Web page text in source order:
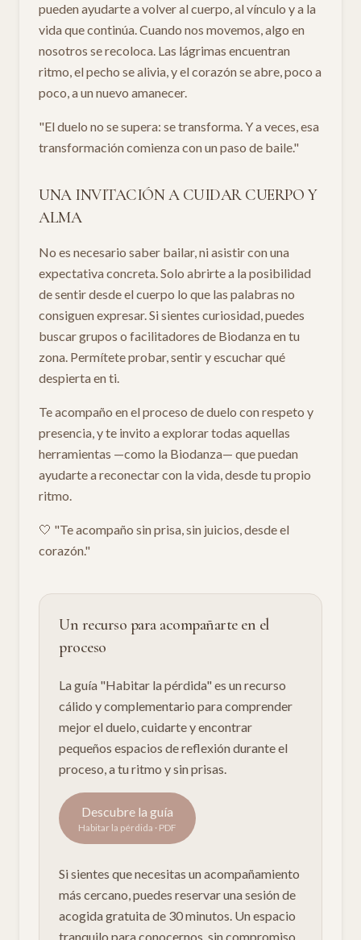
pueden ayudarte a volver al cuerpo, al vínculo y a la
vida que continúa. Cuando nos movemos, algo en
nosotros se recoloca. Las lágrimas encuentran
ritmo, el pecho se alivia, y el corazón se abre, poco a
poco, a un nuevo amanecer.
"El duelo no se supera: se transforma. Y a veces, esa
transformación comienza con un paso de baile."
UNA INVITACIÓN A CUIDAR CUERPO Y
ALMA
No es necesario saber bailar, ni asistir con una
expectativa concreta. Solo abrirte a la posibilidad
de sentir desde el cuerpo lo que las palabras no
consiguen expresar. Si sientes curiosidad, puedes
buscar grupos o facilitadores de Biodanza en tu
zona. Permítete probar, sentir y escuchar qué
despierta en ti.
Te acompaño en el proceso de duelo con respeto y
presencia, y te invito a explorar todas aquellas
herramientas —como la Biodanza— que puedan
ayudarte a reconectar con la vida, desde tu propio
ritmo.
🤍 "Te acompaño sin prisa, sin juicios, desde el
corazón."
Un recurso para acompañarte en el
proceso
La guía "Habitar la pérdida" es un recurso
cálido y complementario para comprender
mejor el duelo, cuidarte y encontrar
pequeños espacios de reflexión durante el
proceso, a tu ritmo y sin prisas.
Descubre la guía
Habitar la pérdida · PDF
Si sientes que necesitas un acompañamiento
más cercano, puedes reservar una sesión de
acogida gratuita de 30 minutos. Un espacio
tranquilo para conocernos, sin compromiso.